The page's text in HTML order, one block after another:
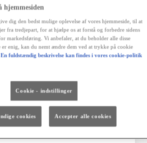
1.5 hybrid (116 hk) aut. gear Active -
43.000 km
Geartype
Automatisk
gearkasse
Vis mere
hjemmesiden
dig den bedst mulige oplevelse af vores hjemmeside, til at
fra tredjepart, for at hjælpe os at forstå og forbedre sidens
markedsføring. Vi anbefaler, at du beholder alle disse
enig, kan du nemt ændre dem ved at trykke på cookie
En fuldstændig beskrivelse kan findes i vores cookie-politik
Cookie - indstillinger
cookies Accepter alle cookies